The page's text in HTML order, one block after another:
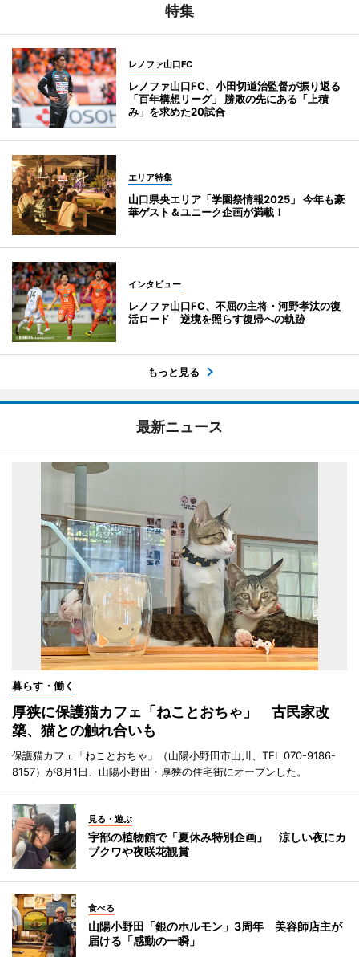
特集
レノファ山口FC
レノファ山口FC、小田切道治監督が振り返る
「百年構想リーグ」 勝敗の先にある「上積
み」を求めた20試合
エリア特集
山口県央エリア「学園祭情報2025」 今年も豪
華ゲスト＆ユニーク企画が満載！
インタビュー
レノファ山口FC、不屈の主将・河野孝汰の復
活ロード 逆境を照らす復帰への軌跡
もっと見る
最新ニュース
暮らす・働く
厚狭に保護猫カフェ「ねことおちゃ」 古民家改
築、猫との触れ合いも
保護猫カフェ「ねことおちゃ」（山陽小野田市山川、TEL 070-9186-
8157）が8月1日、山陽小野田・厚狭の住宅街にオープンした。
見る・遊ぶ
宇部の植物館で「夏休み特別企画」 涼しい夜にカ
ブクワや夜咲花観賞
食べる
山陽小野田「銀のホルモン」3周年 美容師店主が
届ける「感動の一瞬」